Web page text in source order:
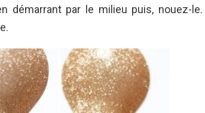
démarrant par le milieu puis, nouez-le.